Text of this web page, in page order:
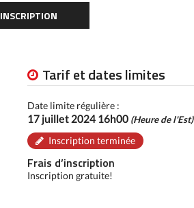
INSCRIPTION
Tarif et dates limites
Date limite régulière :
17 juillet 2024 16h00 (Heure de l'Est)
Inscription terminée
Frais d’inscription
Inscription gratuite!